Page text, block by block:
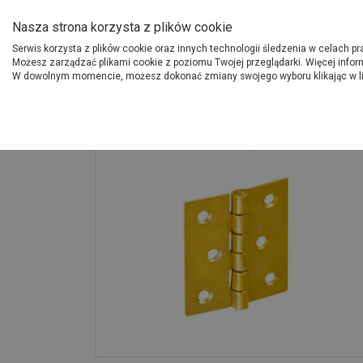
Produkty
O Grupie PSB
Nasza strona korzysta z plików cookie
Serwis korzysta z plików cookie oraz innych technologii śledzenia w celach
Możesz zarządzać plikami cookie z poziomu Twojej przeglądarki. Więcej
W dowolnym momencie, możesz dokonać zmiany swojego wyboru klikając w